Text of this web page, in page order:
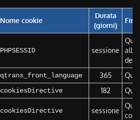
Nome cookie
Durata
(giorni)
PHPSESSID sessione
allo
del
qtrans_front_language 365
cookiesDirective 182
cookiesDirective sessione